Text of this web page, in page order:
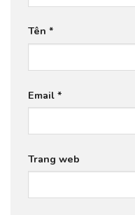
Tên *
Email *
Trang web